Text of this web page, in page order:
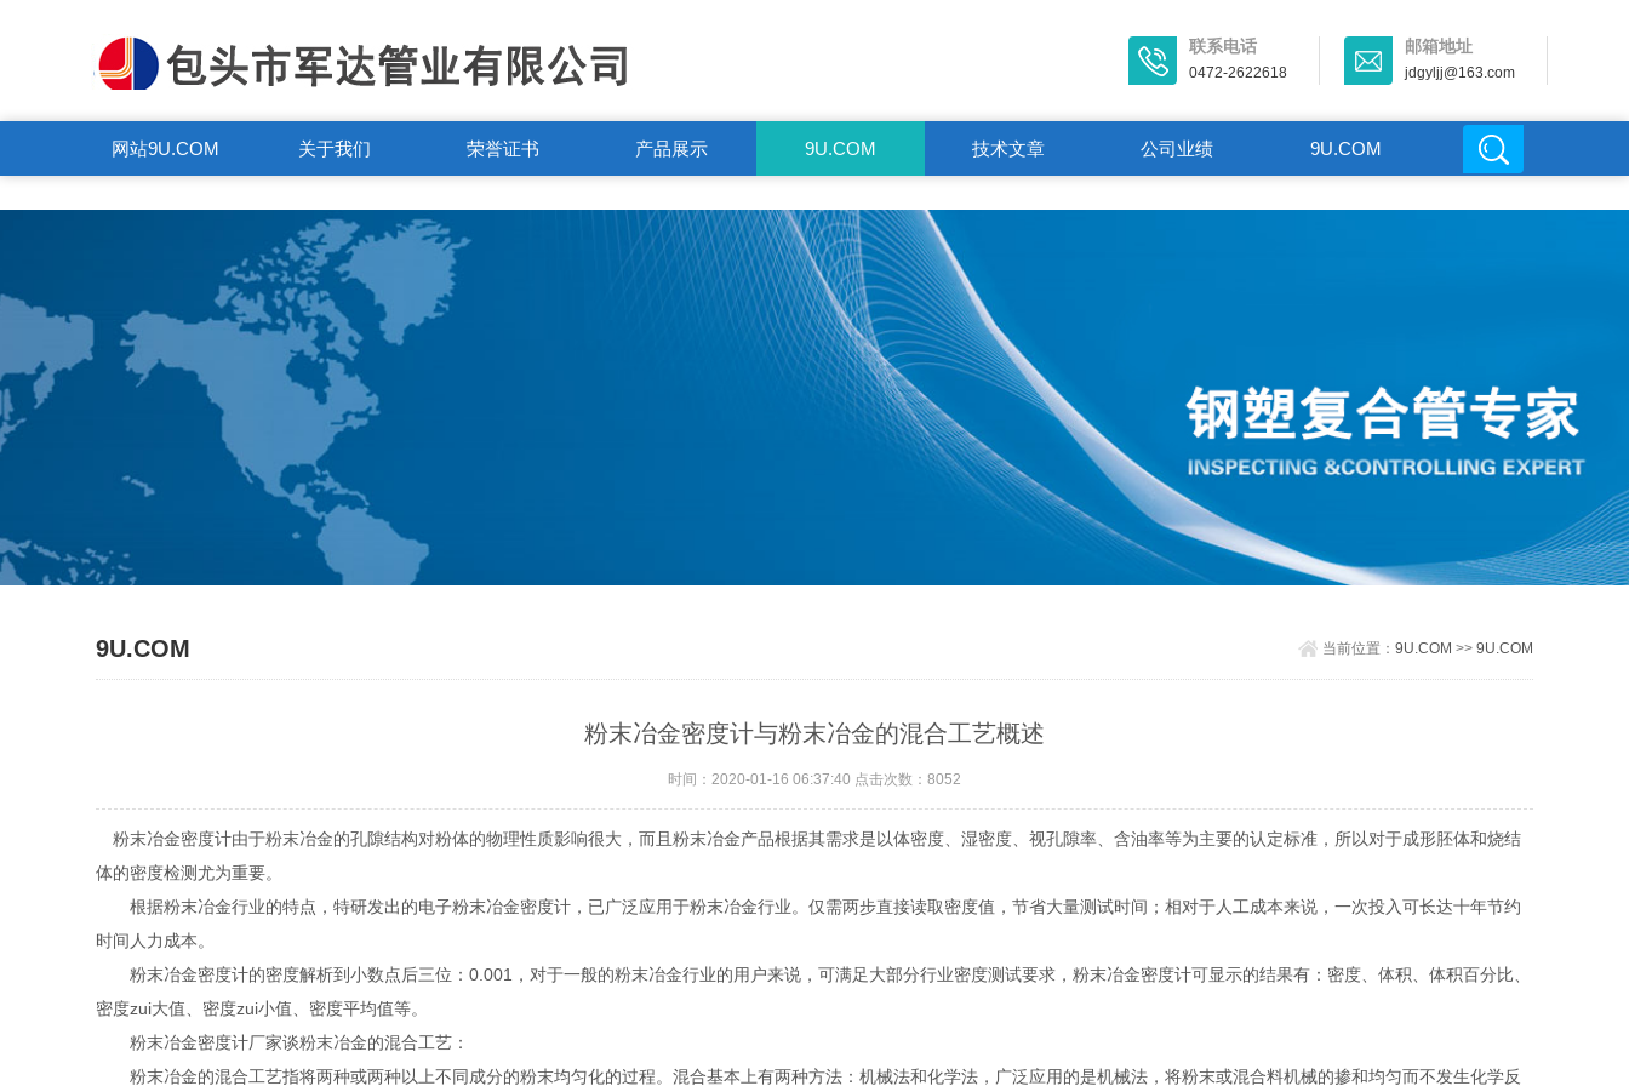
联系电话
0472-2622618
邮箱地址
jdgyljj@163.com
网站9U.COM 关于我们 荣誉证书 产品展示 9U.COM 技术文章 公司业绩 9U.COM
9U.COM 当前位置： 9U.COM >> 9U.COM
粉末冶金密度计与粉末冶金的混合工艺概述
时间：2020-01-16 06:37:40 点击次数：8052
粉末冶金密度计由于粉末冶金的孔隙结构对粉体的物理性质影响很大，而且粉末冶金产品根据其需求是以体密度、湿密度、视孔隙率、含油率等为主要的认定标准，所以对于成形胚体和烧结
体的密度检测尤为重要。
根据粉末冶金行业的特点，特研发出的电子粉末冶金密度计，已广泛应用于粉末冶金行业。仅需两步直接读取密度值，节省大量测试时间；相对于人工成本来说，一次投入可长达十年节约
时间人力成本。
粉末冶金密度计的密度解析到小数点后三位：0.001，对于一般的粉末冶金行业的用户来说，可满足大部分行业密度测试要求，粉末冶金密度计可显示的结果有：密度、体积、体积百分比、
密度zui大值、密度zui小值、密度平均值等。
粉末冶金密度计厂家谈粉末冶金的混合工艺：
粉末冶金的混合工艺指将两种或两种以上不同成分的粉末均匀化的过程。混合基本上有两种方法：机械法和化学法，广泛应用的是机械法，将粉末或混合料机械的掺和均匀而不发生化学反